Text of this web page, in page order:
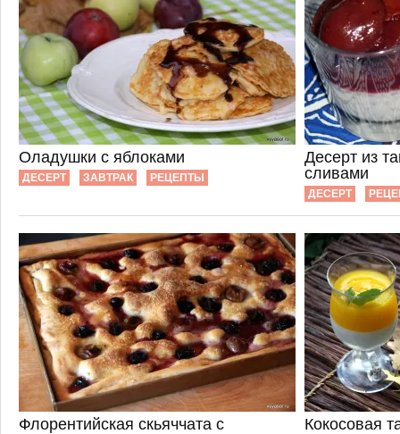
Оладушки с яблоками
ДЕСЕРТ ЗАВТРАК РЕЦЕПТЫ
Десерт из
сливами
ДЕСЕРТ
Флорентийская скьяччата с
Кокосовая